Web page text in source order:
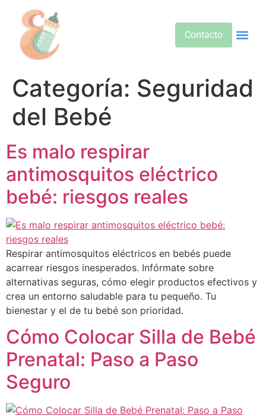
Contacto
Categoría: Seguridad
del Bebé
Es malo respirar
antimosquitos eléctrico
bebé: riesgos reales
Respirar antimosquitos eléctricos en bebés puede
acarrear riesgos inesperados. Infórmate sobre
alternativas seguras, cómo elegir productos efectivos y
crea un entorno saludable para tu pequeño. Tu
bienestar y el de tu bebé son prioridad.
Cómo Colocar Silla de Bebé
Prenatal: Paso a Paso
Seguro